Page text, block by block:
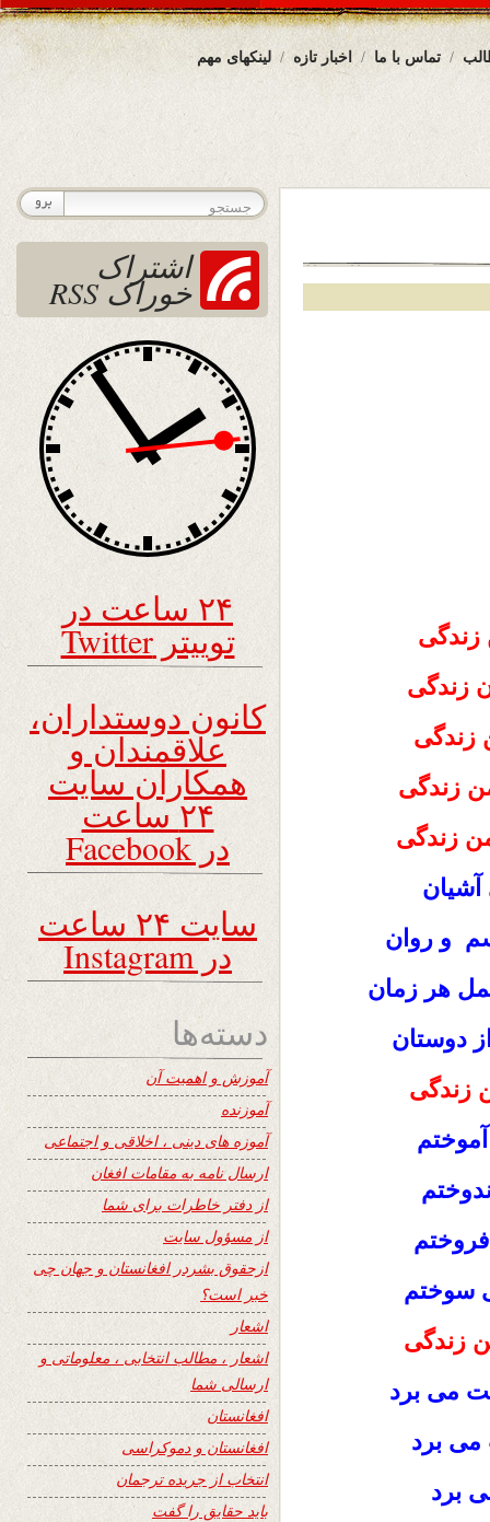
لینکهای مهم اخبار تازه تماس با ما
زندگی
زندگی
زندگی
زندگی
زندگی
آشیان
و روان
هر زمان
دوستان
زندگی
سوختم
زندگی
می برد
می برد
برد
اشتراک
خوراک RSS
۲۴ ساعت در
توییتر Twitter
کانون دوستداران،
علاقمندان و
همکاران سایت
۲۴ ساعت
در Facebook
سایت ۲۴ ساعت
در Instagram
دسته‌ها
آموزش و اهمیت آن
آموزنده
آموزه های دینی ، اخلاقی و اجتماعی
ارسال نامه به مقامات افغان
از دفتر خاطرات برای شما
از مسؤول سایت
ازحقوق بشردر افغانستان و جهان چی
خبر است؟
اشعار
اشعار ، مطالب انتخابی ، معلوماتی و
ارسالی شما
افغانستان
افغانستان و دموکراسی
انتخاب از جریده ترجمان
باید حقایق را گفت